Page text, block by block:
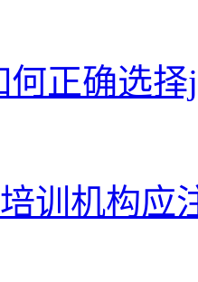
正确选择
训机构应